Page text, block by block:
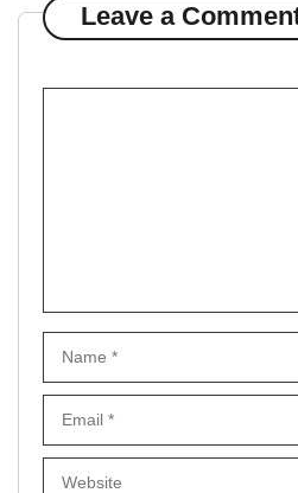
Leave a